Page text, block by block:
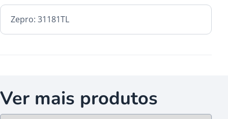
Zepro: 31181TL
Ver mais produtos